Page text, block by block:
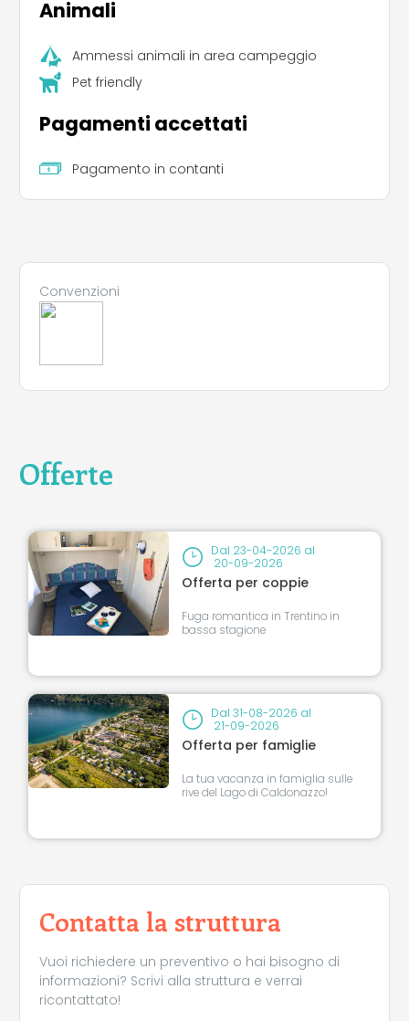
Animali
Ammessi animali in area campeggio
Pet friendly
Pagamenti accettati
Pagamento in contanti
Convenzioni
Offerte
Dal 23-04-2026 al
20-09-2026
Offerta per coppie
Fuga romantica in Trentino in
bassa stagione
Dal 31-08-2026 al
21-09-2026
Offerta per famiglie
La tua vacanza in famiglia sulle
rive del Lago di Caldonazzo!
Contatta la struttura
Vuoi richiedere un preventivo o hai bisogno di
informazioni? Scrivi alla struttura e verrai
ricontattato!